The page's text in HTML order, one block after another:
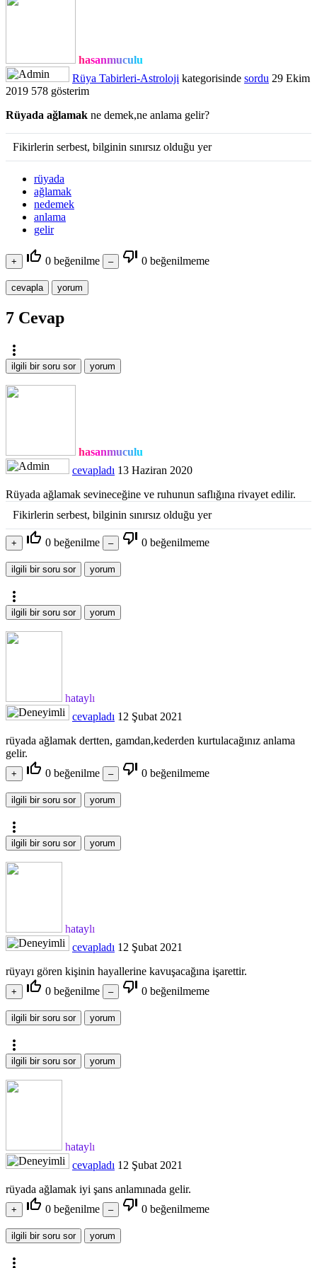
hasanmuculu
Rüya Tabirleri-Astroloji kategorisinde sordu 29 Ekim
2019 578 gösterim
Rüyada ağlamak ne demek,ne anlama gelir?
Fikirlerin serbest, bilginin sınırsız olduğu yer
rüyada
ağlamak
nedemek
anlama
gelir
thumb_up_off_alt 0 beğenilme thumb_down_off_alt 0 beğenilmeme
7 Cevap
more_vert
hasanmuculu
cevapladı 13 Haziran 2020
Rüyada ağlamak sevineceğine ve ruhunun saflığına rivayet edilir.
Fikirlerin serbest, bilginin sınırsız olduğu yer
thumb_up_off_alt 0 beğenilme thumb_down_off_alt 0 beğenilmeme
more_vert
hataylı
cevapladı 12 Şubat 2021
rüyada ağlamak dertten, gamdan,kederden kurtulacağınız anlama
gelir.
thumb_up_off_alt 0 beğenilme thumb_down_off_alt 0 beğenilmeme
more_vert
hataylı
cevapladı 12 Şubat 2021
rüyayı gören kişinin hayallerine kavuşacağına işarettir.
thumb_up_off_alt 0 beğenilme thumb_down_off_alt 0 beğenilmeme
more_vert
hataylı
cevapladı 12 Şubat 2021
rüyada ağlamak iyi şans anlamınada gelir.
thumb_up_off_alt 0 beğenilme thumb_down_off_alt 0 beğenilmeme
more_vert